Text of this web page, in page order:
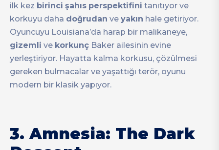
ilk kez birinci şahıs perspektifini tanıtıyor ve
korkuyu daha doğrudan ve yakın hale getiriyor.
Oyuncuyu Louisiana’da harap bir malikaneye,
gizemli ve korkunç Baker ailesinin evine
yerleştiriyor. Hayatta kalma korkusu, çözülmesi
gereken bulmacalar ve yaşattığı terör, oyunu
modern bir klasik yapıyor.
3.Amnesia: The Dark